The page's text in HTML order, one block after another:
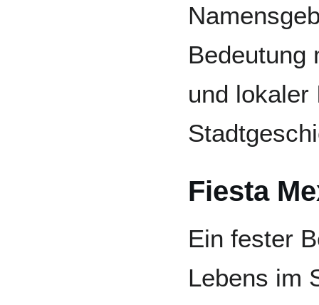
Bedeutung
und lokaler
Fiesta
Ein fester
Lebens im